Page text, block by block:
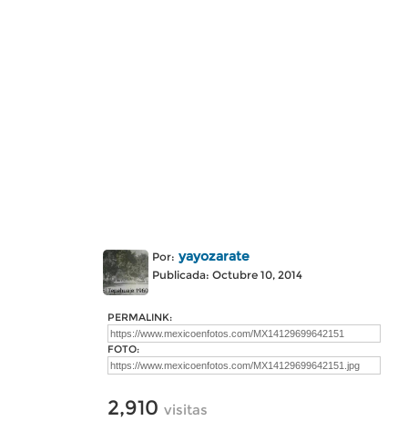
Por: yayozarate
Publicada: Octubre 10, 2014
PERMALINK:
FOTO:
2,910 visitas